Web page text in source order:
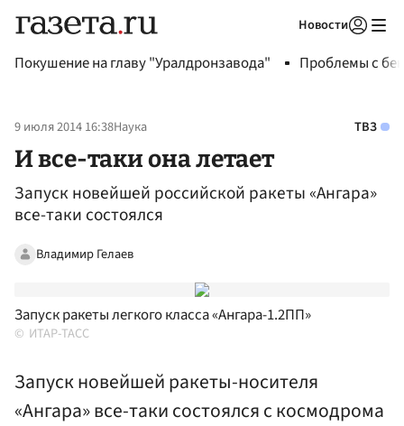
Новости
Покушение на главу "Уралдронзавода" Проблемы с
9 июля 2014 16:38Наука ТВЗ
И все-таки она летает
Запуск новейшей российской ракеты «Ангара»
все-таки состоялся
Владимир Гелаев
Запуск ракеты легкого класса «Ангара-1.2ПП»
ИТАР-ТАСС
Запуск новейшей ракеты-носителя
«Ангара» все-таки состоялся с космодрома